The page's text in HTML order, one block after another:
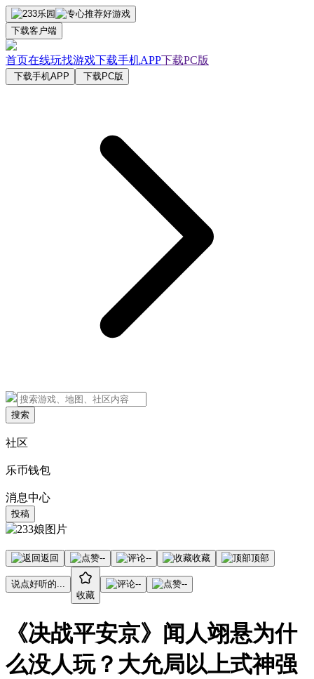
下载客户端
首页在线玩找游戏下载手机APP下载PC版
下载手机APP 下载PC版
搜索
社区
乐币钱包
消息中心
投稿
返回 -- -- 收藏 顶部
说点好听的...
收藏
-- --
《决战平安京》闻人翊悬为什
么没人玩？大允局以上式神强